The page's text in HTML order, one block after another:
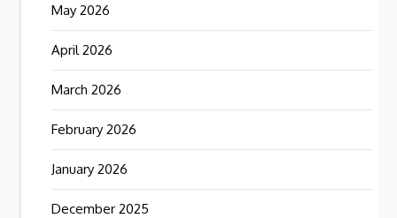
May 2026
April 2026
March 2026
February 2026
January 2026
December 2025